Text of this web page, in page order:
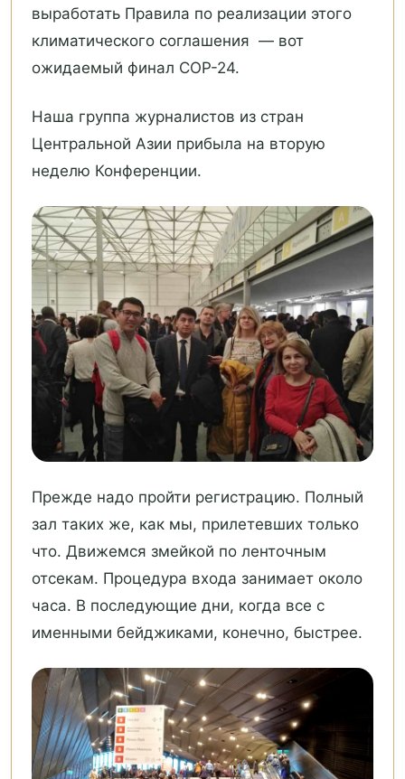
выработать Правила по реализации этого
климатического соглашения — вот
ожидаемый финал COP-24.
Наша группа журналистов из стран
Центральной Азии прибыла на вторую
неделю Конференции.
Прежде надо пройти регистрацию. Полный
зал таких же, как мы, прилетевших только
что. Движемся змейкой по ленточным
отсекам. Процедура входа занимает около
часа. В последующие дни, когда все с
именными бейджиками, конечно, быстрее.